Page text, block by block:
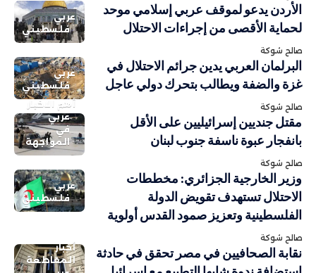
عربي
فلسطيني
الأردن يدعو لموقف عربي إسلامي موحد
لحماية الأقصى من إجراءات الاحتلال
صالح شوكة
عربي
فلسطيني
البرلمان العربي يدين جرائم الاحتلال في
غزة والضفة ويطالب بتحرك دولي عاجل
صالح شوكة
أهم الاخبار
عربي
في
المواجهة
مقتل جنديين إسرائيليين على الأقل
بانفجار عبوة ناسفة جنوب لبنان
صالح شوكة
عربي
فلسطيني
وزير الخارجية الجزائري: مخططات
الاحتلال تستهدف تقويض الدولة
الفلسطينية وتعزيز صمود القدس أولوية
صالح شوكة
أخبار
المقاطعة
نقابة الصحافيين في مصر تحقق في حادثة